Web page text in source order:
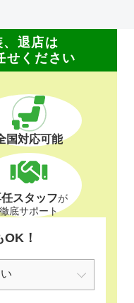
退店は
せください
国対応可能
スタッフが
徹底サポート
！